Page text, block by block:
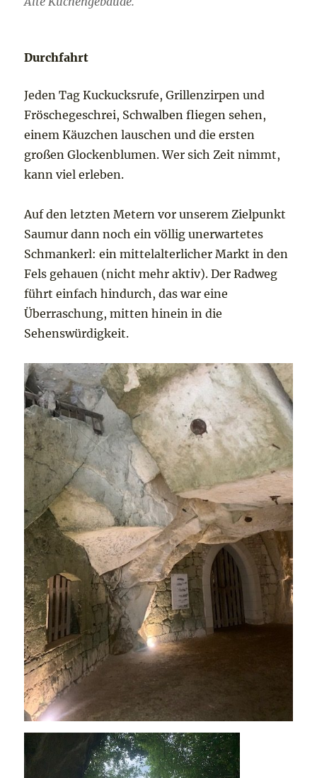
Durchfahrt
Jeden Tag Kuckucksrufe, Grillenzirpen und
Fröschegeschrei, Schwalben fliegen sehen,
einem Käuzchen lauschen und die ersten
großen Glockenblumen. Wer sich Zeit nimmt,
kann viel erleben.
Auf den letzten Metern vor unserem Zielpunkt
Saumur dann noch ein völlig unerwartetes
Schmankerl: ein mittelalterlicher Markt in den
Fels gehauen (nicht mehr aktiv). Der Radweg
führt einfach hindurch, das war eine
Überraschung, mitten hinein in die
Sehenswürdigkeit.